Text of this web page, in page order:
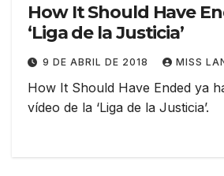
How It Should Have
‘Liga de la Justicia’
9 DE ABRIL DE 2018 MISS
How It Should Have Ended ya
vídeo de la ‘Liga de la Justicia’.